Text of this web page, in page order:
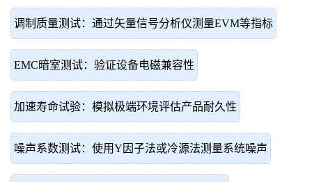
调制质量测试：通过矢量信号分析仪测量EVM等指标
EMC暗室测试：验证设备电磁兼容性
加速寿命试验：模拟极端环境评估产品耐久性
噪声系数测试：使用Y因子法或冷源法测量系统噪声